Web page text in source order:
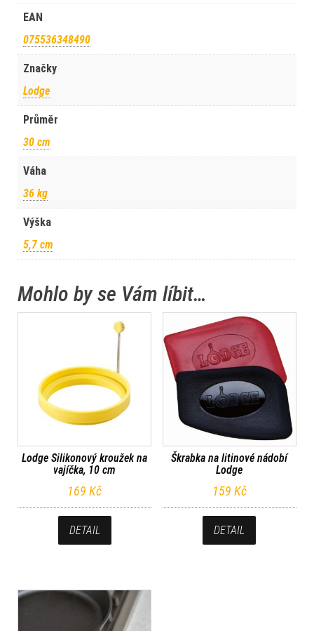
EAN
075536348490
Značky
Lodge
Průměr
30 cm
Váha
36 kg
Výška
5,7 cm
Mohlo by se Vám líbit…
Lodge Silikonový kroužek na
vajíčka, 10 cm
169Kč
DETAIL
Škrabka na litinové nádobí
Lodge
159 Kč
DETAIL